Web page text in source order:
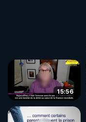
15:56